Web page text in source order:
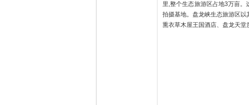
里,整个生态旅游区占地3万亩。
拍摄基地。盘龙峡生态旅游区以
熏衣草木屋王国酒店、盘龙天